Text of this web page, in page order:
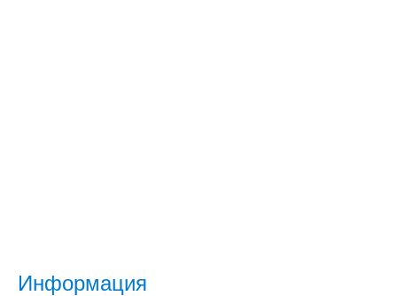
Информация